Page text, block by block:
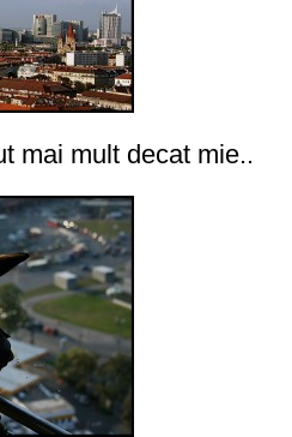
mai mult decat mie..